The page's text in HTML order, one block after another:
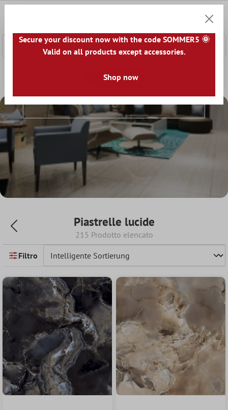
Il mondo delle piastrelle Piastrelle in base alla
Piastrelle Lucide
Piastrelle lucide
215 Prodotto elencato
Filtro
Secure your discount now with the code SOMMER5 🌞
Valid on all products except accessories.
Shop now